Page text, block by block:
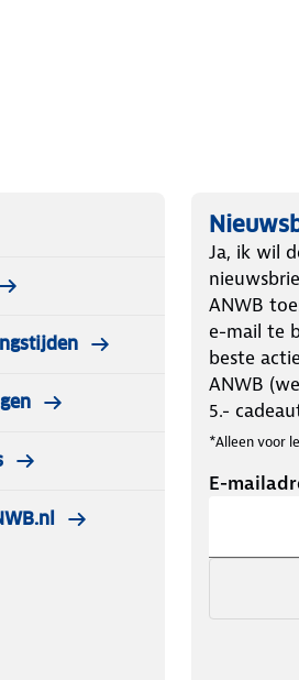
Ja, ik wil
ANWB
e-mail te
beste
ANWB
5.-
*Alleen voor
E-